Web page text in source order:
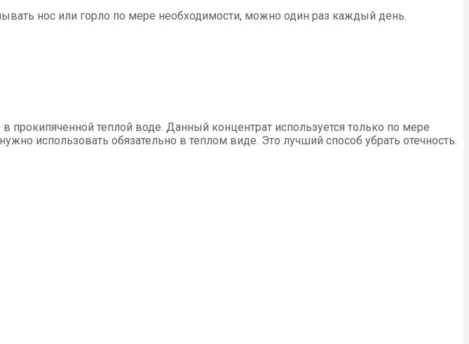
нос или горло по мере необходимости, можно один раз каждый день.
теплой воде. Данный концентрат используется только по мере
использовать обязательно в теплом виде. Это лучший способ убрать отечность.